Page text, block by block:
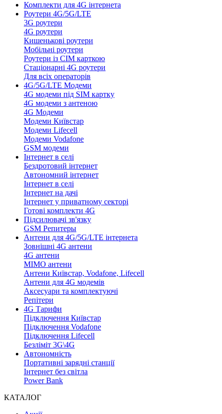
Комплекти для 4G інтернета
Роутери 4G/5G/LTE
3G роутери
4G роутери
Кишенькові роутери
Мобільні роутери
Роутери із СІМ карткою
Стаціонарні 4G роутери
Для всіх операторів
4G/5G/LTE Модеми
4G модеми під SIM картку
4G модеми з антеною
4G Модеми
Модеми Київстар
Модеми Lifecell
Модеми Vodafone
GSM модеми
Інтернет в селі
Бездротовий інтернет
Автономний інтернет
Інтернет в селі
Інтернет на дачі
Інтернет у приватному секторі
Готові комплекти 4G
Підсилювачі зв'язку
GSM Репитеры
Антени для 4G/5G/LTE інтернета
Зовнішні 4G антени
4G антени
MIMO антени
Антени Київстар, Vodafone, Lifecell
Антени для 4G модемів
Аксесуари та комплектуючі
Репітери
4G Тарифи
Підключення Київстар
Підключення Vodafone
Підключення Lifecell
Безліміт 3G\4G
Автономність
Портативні зарядні станції
Інтернет без світла
Power Bank
КАТАЛОГ